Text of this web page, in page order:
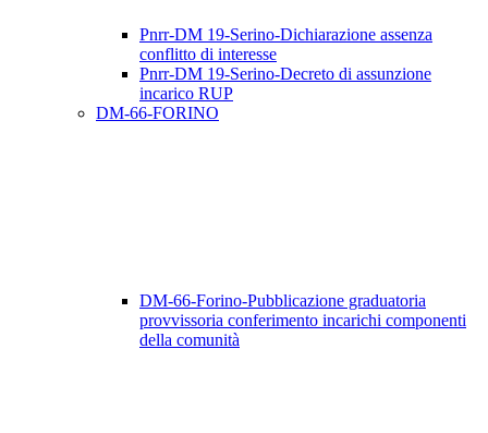
Pnrr-DM 19-Serino-Dichiarazione assenza
conflitto di interesse
Pnrr-DM 19-Serino-Decreto di assunzione
incarico RUP
DM-66-FORINO
DM-66-Forino-Pubblicazione graduatoria
provvissoria conferimento incarichi componenti
della comunità